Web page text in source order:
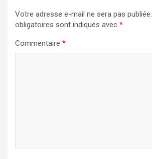
Votre adresse e-mail ne sera pas publiée.
obligatoires sont indiqués avec *
Commentaire *